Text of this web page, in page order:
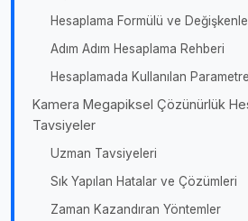
Hesaplama Formülü ve
Adım Adım Hesaplama Rehberi
Hesaplamada Kullanılan
Kamera Megapiksel Çözünürlük
Tavsiyeler
Uzman Tavsiyeleri
Sık Yapılan Hatalar ve Çözümleri
Zaman Kazandıran Yöntemler